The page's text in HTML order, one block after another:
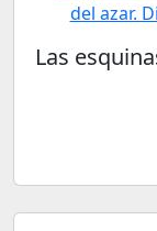
Las